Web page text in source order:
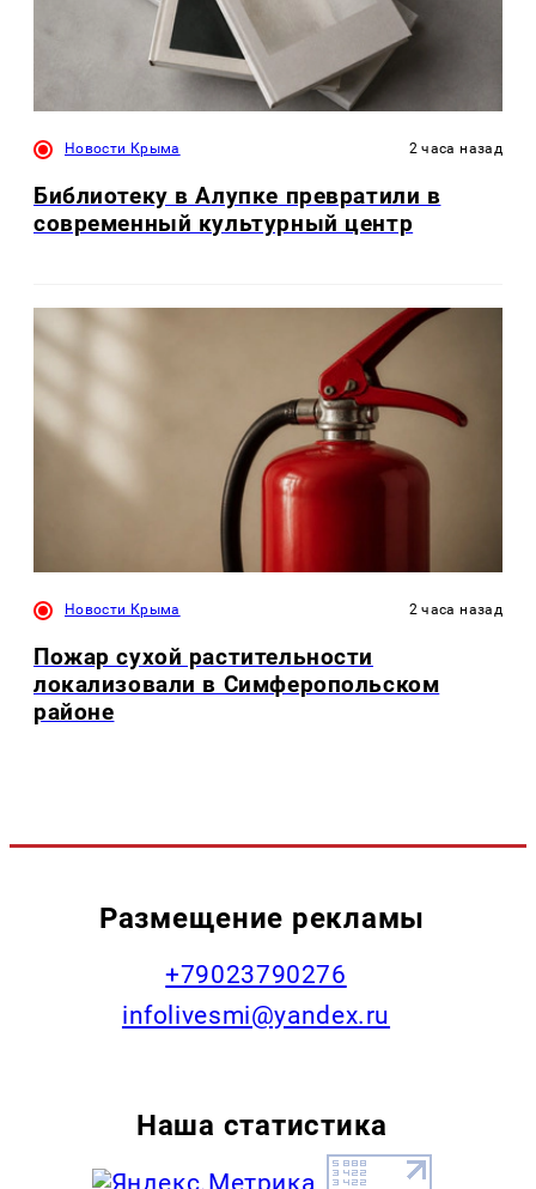
Новости Крыма 2 часа назад
Библиотеку в Алупке превратили в
современный культурный центр
Новости Крыма 2 часа назад
Пожар сухой растительности
локализовали в Симферопольском
районе
Размещение рекламы
+79023790276
infolivesmi@yandex.ru
Наша статистика